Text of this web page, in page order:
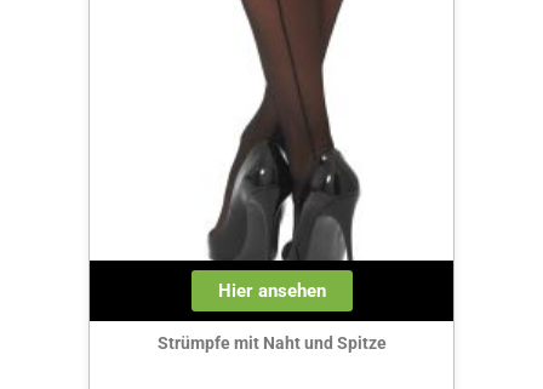
Hier ansehen
Strümpfe mit Naht und Spitze